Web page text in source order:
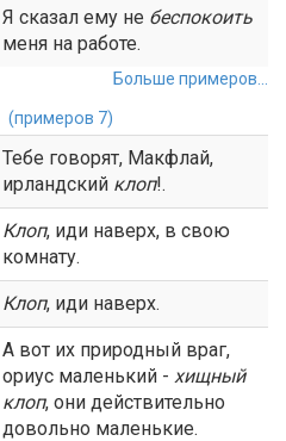
Я сказал ему не беспокоить
меня на работе.
Больше примеров...
(примеров 7)
Тебе говорят, Макфлай,
ирландский клоп!.
Клоп, иди наверх, в свою
комнату.
Клоп, иди наверх.
А вот их природный враг,
ориус маленький - хищный
клоп, они действительно
довольно маленькие.